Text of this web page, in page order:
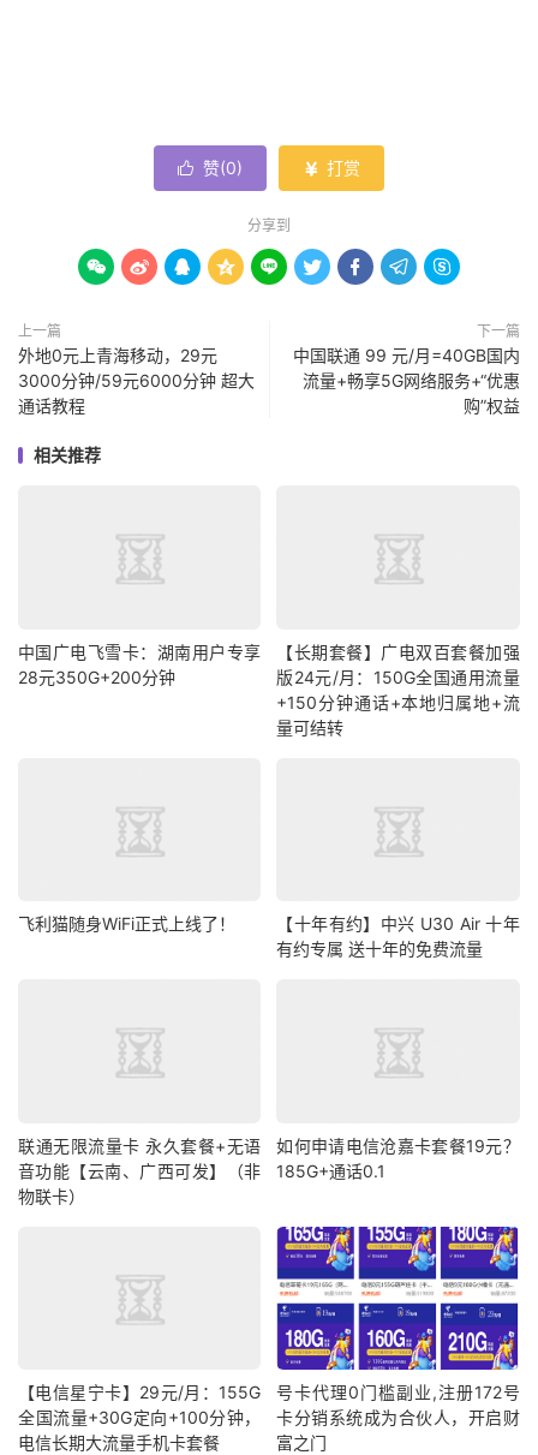
 赞(0)  打赏
分享到
        
上一篇
外地0元上青海移动，29元
3000分钟/59元6000分钟 超大
通话教程
下一篇
中国联通 99 元/月=40GB国内
流量+畅享5G网络服务+“优惠
购”权益
相关推荐
中国广电飞雪卡：湖南用户专享
28元350G+200分钟
【长期套餐】广电双百套餐加强
版24元/月：150G全国通用流量
+150分钟通话+本地归属地+流
量可结转
飞利猫随身WiFi正式上线了！
【十年有约】中兴 U30 Air 十年
有约专属 送十年的免费流量
联通无限流量卡 永久套餐+无语
音功能【云南、广西可发】（非
物联卡）
如何申请电信沧嘉卡套餐19元？
185G+通话0.1
【电信星宁卡】29元/月：155G
全国流量+30G定向+100分钟，
电信长期大流量手机卡套餐
号卡代理0门槛副业,注册172号
卡分销系统成为合伙人，开启财
富之门